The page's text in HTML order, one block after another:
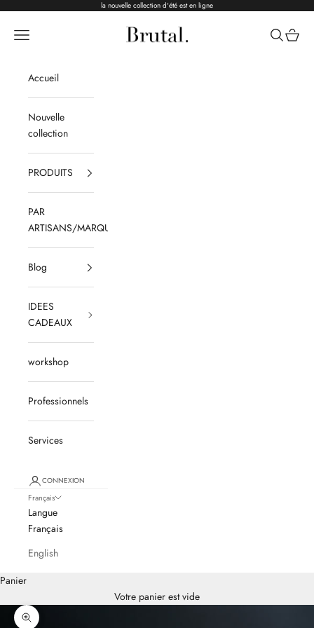
la nouvelle collection d'été est en ligne
Brutal Ceramics
Menu Recherche
Panier
Accueil
Nouvelle
collection
PRODUITS
PAR
ARTISANS/MARQUES
Blog
IDEES
CADEAUX
workshop
Professionnels
Services
CONNEXION
Français
Langue
Français
English
Panier
Votre panier est vide
Zoomer sur l'image